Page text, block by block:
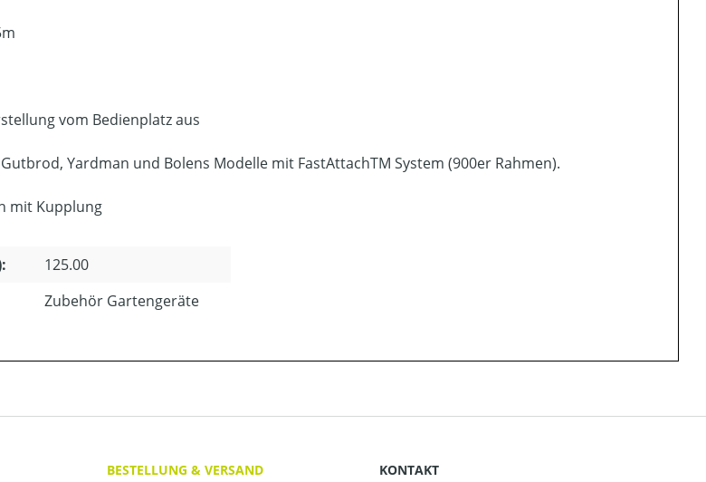
vom Bedienplatz aus
Yardman und Bolens Modelle mit FastAttachTM System (900er Rahmen).
mit Kupplung
125.00
Zubehör Gartengeräte
BESTELLUNG & VERSAND
KONTAKT